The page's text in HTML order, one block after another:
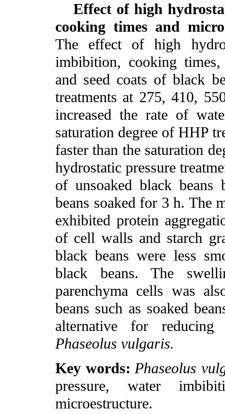
Effect of high
cooking times and
The effect of high
imbibition, cooking
and seed coats of black
treatments at 275, 410,
increased the rate of
saturation degree of HHP
faster than the saturation
hydrostatic pressure
of unsoaked black
beans soaked for 3 h. The
exhibited protein
of cell walls and starch
black beans were less
black beans. The
parenchyma cells was
beans such as soaked
alternative for
Phaseolus vulgaris.
Key words: Phaseolus
pressure, water
microestructure.